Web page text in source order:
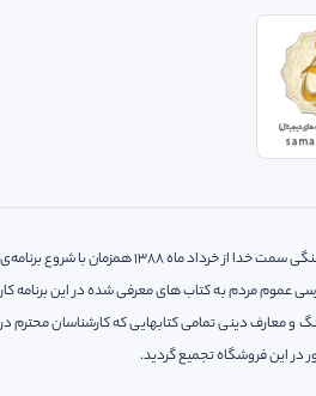
فروشگاه اینترنتی کتاب و محصولات فرهنگی سمت خدا از خرداد ماه 1388 همزمان با شروع برنامه‌ی
عموم مردم به کتاب های معرفی شده در این برنامه کار
و معارف دینی تمامی کتابهایی که کارشناسان محترم در
در این فروشگاه تجمیع گردید.